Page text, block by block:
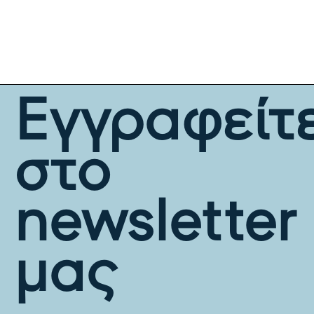
στο
newsletter
μας